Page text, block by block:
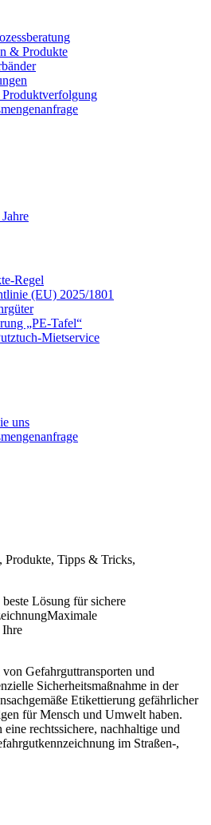
& Produkte
Regel
(EU) 2025/1801
„PE-Tafel“
Mietservice
uns
, Produkte, Tipps & Tricks,
Lösung für sichere
Maximale
Gefahrguttransporten und
Sicherheitsmaßnahme in der
Etikettierung gefährlicher
für Mensch und Umwelt haben.
rechtssichere, nachhaltige und
im Straßen-,